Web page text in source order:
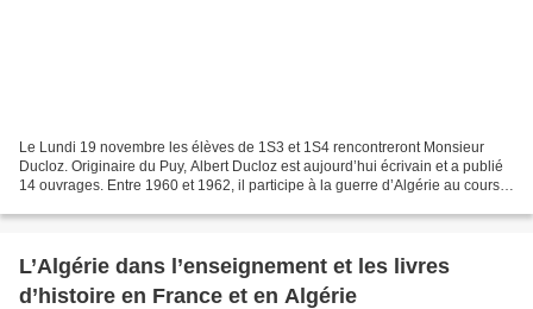
Le Lundi 19 novembre les élèves de 1S3 et 1S4 rencontreront Monsieur
Ducloz. Originaire du Puy, Albert Ducloz est aujourd’hui écrivain et a publié
14 ouvrages. Entre 1960 et 1962, il participe à la guerre d’Algérie au cours
L’Algérie dans l’enseignement et les livres
d’histoire en France et en Algérie